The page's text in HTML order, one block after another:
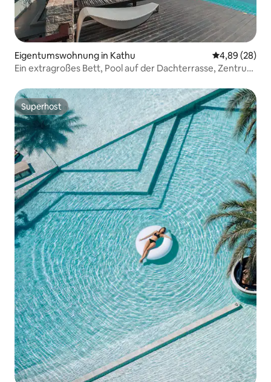
Eigentumswohnung in Kathu
4,89 (28)
Ein extragroßes Bett, Pool auf der Dachterrasse, Zentrum
Superhost
Superhost